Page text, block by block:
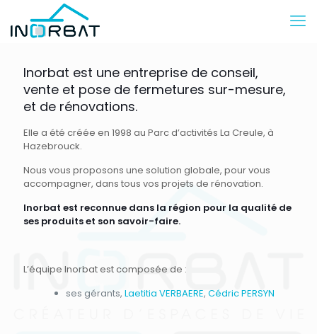
Inorbat est une entreprise de conseil,
vente et pose de fermetures sur-mesure,
et de rénovations.
Elle a été créée en 1998 au Parc d’activités La Creule, à
Hazebrouck.
Nous vous proposons une solution globale, pour vous
accompagner, dans tous vos projets de rénovation.
Inorbat est reconnue dans la région pour la qualité de
ses produits et son savoir-faire.
L’équipe Inorbat est composée de :
ses gérants, Laetitia VERBAERE, Cédric PERSYN